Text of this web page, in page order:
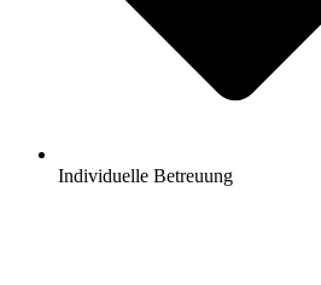
Individuelle Betreuung